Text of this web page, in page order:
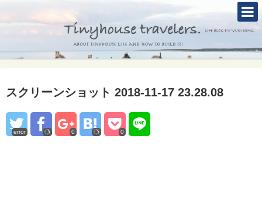
スクリーンショット 2018-11-17 23.28.08
error 0 0
ABOUT
TINYHOUSE
セルフビルド